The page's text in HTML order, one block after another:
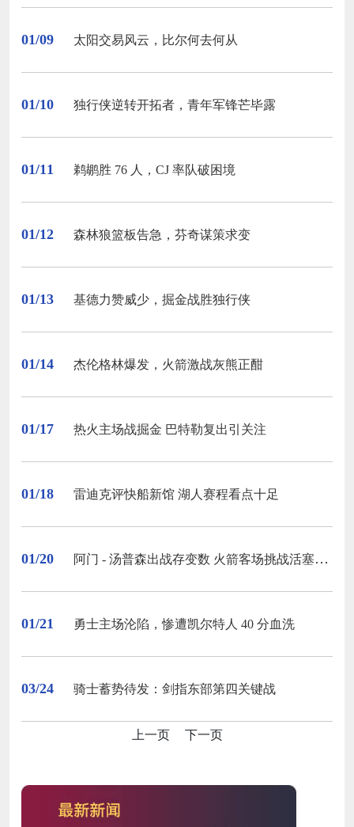
01/09 太阳交易风云，比尔何去何从
01/10 独行侠逆转开拓者，青年军锋芒毕露
01/11 鹈鹕胜 76 人，CJ 率队破困境
01/12 森林狼篮板告急，芬奇谋策求变
01/13 基德力赞威少，掘金战胜独行侠
01/14 杰伦格林爆发，火箭激战灰熊正酣
01/17 热火主场战掘金 巴特勒复出引关注
01/18 雷迪克评快船新馆 湖人赛程看点十足
01/20 阿门 - 汤普森出战存变数 火箭客场挑战活塞盼佳绩
01/21 勇士主场沦陷，惨遭凯尔特人 40 分血洗
03/24 骑士蓄势待发：剑指东部第四关键战
上一页 下一页